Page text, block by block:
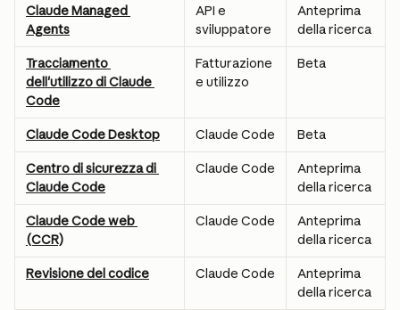
Claude Managed
Agents
API e
sviluppatore
Anteprima
della ricerca
Tracciamento
dell'utilizzo di Claude
Code
Fatturazione
e utilizzo
Beta
Claude Code Desktop Claude Code Beta
Centro di sicurezza di
Claude Code
Claude Code
Anteprima
della ricerca
Claude Code web
(CCR)
Claude Code
Anteprima
della ricerca
Revisione del codice Claude Code
Anteprima
della ricerca